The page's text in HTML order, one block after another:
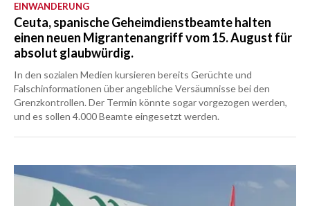
EINWANDERUNG
Ceuta, spanische Geheimdienstbeamte halten
einen neuen Migrantenangriff vom 15. August für
absolut glaubwürdig.
In den sozialen Medien kursieren bereits Gerüchte und
Falschinformationen über angebliche Versäumnisse bei den
Grenzkontrollen. Der Termin könnte sogar vorgezogen werden,
und es sollen 4.000 Beamte eingesetzt werden.